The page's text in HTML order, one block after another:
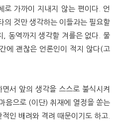
로 가까이 지내지 않는 편이다. 언
의 것만 생각하는 이들과는 필요할
, 동역까지 생각할 겨를은 없다. 물
에 괜찮은 언론인이 적지 않다(고
면서 앞의 생각을 스스로 불식시켜
음으로 (이단) 취재에 열정을 쏟는
인 배려와 격려 때문이기도 하고.